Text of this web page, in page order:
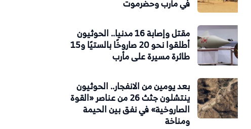
في مأرب وحضرموت
مقتل وإصابة 16 مدنيا.. الحوثيون
أطلقوا نحو 20 صاروخًا بالستيًا و15
طائرة مسيرة على مأرب
بعد يومين من الانفجار.. الحوثيون
ينتشلون جثث 26 من عناصر «القوة
الصاروخية» في نفق بين الحيمة
ومناخة